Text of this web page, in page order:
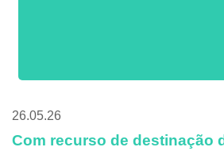
26.05.26
Com recurso de destinação